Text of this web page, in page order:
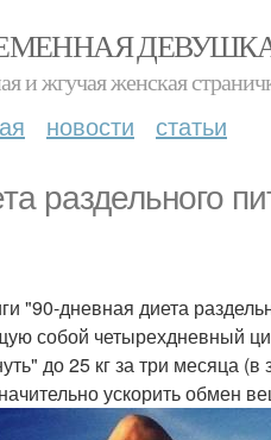
и жгучая женская
новости статьи
раздельного
"90-дневная диета
собой четырехдневный
до 25 кг за три месяца
ускорить обмен